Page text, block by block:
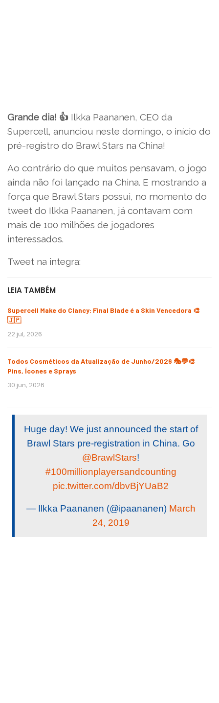
Grande dia! 👍 Ilkka Paananen, CEO da
Supercell, anunciou neste domingo, o início do
pré-registro do Brawl Stars na China!
Ao contrário do que muitos pensavam, o jogo
ainda não foi lançado na China. E mostrando a
força que Brawl Stars possui, no momento do
tweet do Ilkka Paananen, já contavam com
mais de 100 milhões de jogadores
interessados.
Tweet na integra:
LEIA TAMBÉM
Supercell Make do Clancy: Final Blade é a Skin Vencedora 🎨
🇯🇵
22 jul, 2026
Todos Cosméticos da Atualização de Junho/2026 🎭💬🎨
Pins, Ícones e Sprays
30 jun, 2026
Huge day! We just announced the start of
Brawl Stars pre-registration in China. Go
@BrawlStars⁩!
#100millionplayersandcounting
pic.twitter.com/dbvBjYUaB2
— Ilkka Paananen (@ipaananen) March
24, 2019